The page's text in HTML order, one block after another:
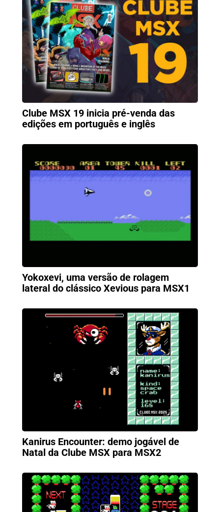
Clube MSX 19 inicia pré-venda das
edições em português e inglês
Yokoxevi, uma versão de rolagem
lateral do clássico Xevious para MSX1
Kanirus Encounter: demo jogável de
Natal da Clube MSX para MSX2